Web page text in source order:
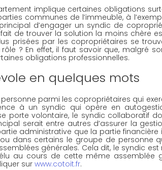
implique certaines obligations
communes de l’immeuble, à
principal d’engager un syndic de
de trouver la solution la moins chère
prisées par les copropriétaires se
? En effet, il faut savoir que, malgré
obligations professionnelles.
en quelques mots
personne parmi les copropriétaires qui
à un syndic qui opère en
porte volontaire, le syndic collaboratif
serait entre autres d’assurer la
administrative que la partie
dans certains le groupe de personne
générales. Cela dit, le syndic
au cours de cette même assemblée
sur www.cotoit.fr.